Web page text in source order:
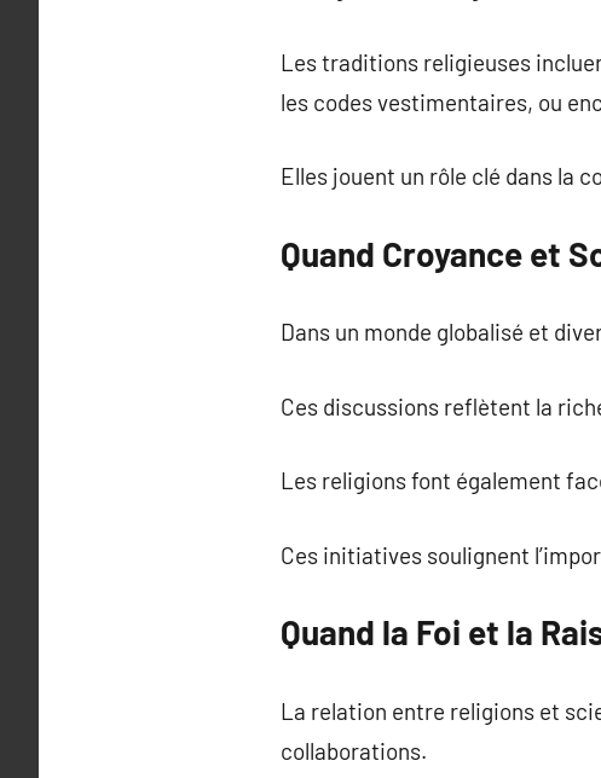
Les traditions religieuses
les codes vestimentaires, ou
Elles jouent un rôle clé dans la
Quand Croyance et
Dans un monde globalisé et
Ces discussions reflètent la
Les religions font également
Ces initiatives soulignent
Quand la Foi et la
La relation entre religions et
collaborations.